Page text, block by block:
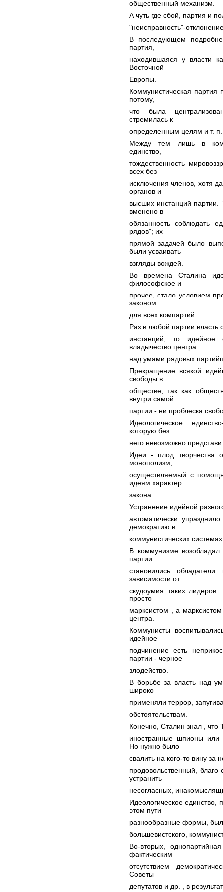
общественный механизм.
А чуть где сбой, партия и
"неисправность"-
В последующем
партия,
находившаяся у власти
Восточной
Европы.
Коммунистическая партия
потому,
что была
стремилась к
определенным целям и т. п.
Между тем лишь в
единство,
тождественность
всех без
исключения членов, хотя
органов и
высших инстанций
вменено в
обязанность соблюдать
рядов"; их
прямой задачей было
были усваивать
взгляды вождей.
Во времена Сталина
философское и
прочее, стало условием
законом
для всех компартий.
Раз в любой партии власть
инстанций, то
владычество центра
над умами рядовых
Прекращение всякой
свободы в
обществе, так как
внутри самой
партии - ни проблеска
Идеологическое
которую без
него невозможно
Идеи - плод творчества
монополизм,
осуществляемый с
идеям характер
закона.
Устранение идейной
автоматически
демократию в
коммунистических
В коммунизме
партии
становились
зависимости от
скудоумия таких
просто
марксистом , а
центра.
Коммунисты
идейное
подчинение есть
партии - черное
злодейство.
В борьбе за власть над
широко
применяли террор,
обстоятельствам.
Конечно, Сталин знал , что
иностранные шпионы или
Но нужно было
свалить на кого-то вину за
продовольственный,
устранить
несогласных,
Идеологическое
этом пути
разнообразные формы,
большевистского,
Во-вторых,
фактическим
отсутствием
Советы
депутатов и др. , в